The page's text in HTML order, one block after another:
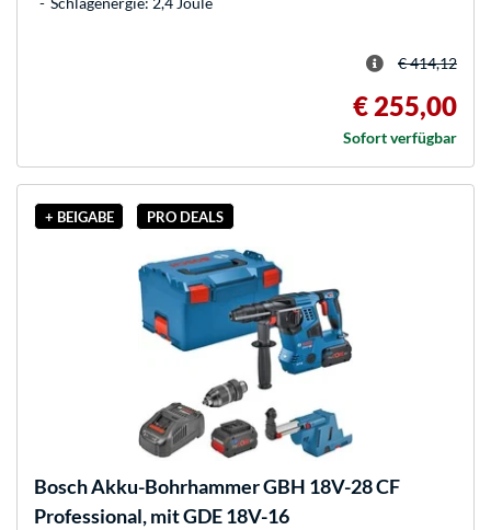
€ 414,12
€ 255,00
Sofort verfügbar
+ BEIGABE PRO DEALS
BoschAkku-Bohrhammer GBH 18V-28 CF
Professional, mit GDE 18V-16